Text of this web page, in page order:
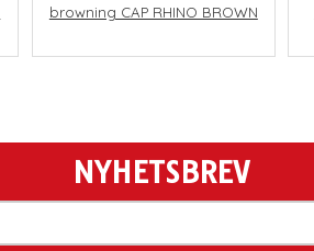
browning CAP RHINO BROWN
NYHETSBREV